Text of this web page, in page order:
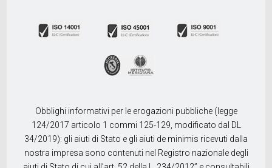
Obblighi informativi per le erogazioni pubbliche (legge
124/2017 articolo 1 commi 125-129, modificato dal DL
34/2019): gli aiuti di Stato e gli aiuti de minimis ricevuti dalla
nostra impresa sono contenuti nel Registro nazionale degli